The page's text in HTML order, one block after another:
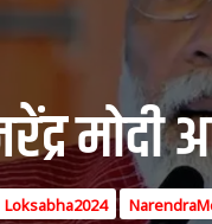
मोदी
Loksabha2024